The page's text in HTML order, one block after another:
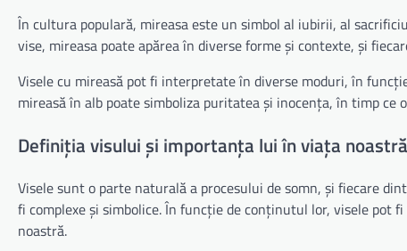
În cultura populară, mireasa este un simbol al iubirii, al
vise, mireasa poate apărea în diverse forme și contexte, și
Visele cu mireasă pot fi interpretate în diverse moduri, în
mireasă în alb poate simboliza puritatea și inocența, în timp ce
Definiția visului și importanța lui în viața noastră
Visele sunt o parte naturală a procesului de somn, și fiecare
fi complexe și simbolice. În funcție de conținutul lor, visele
noastră.